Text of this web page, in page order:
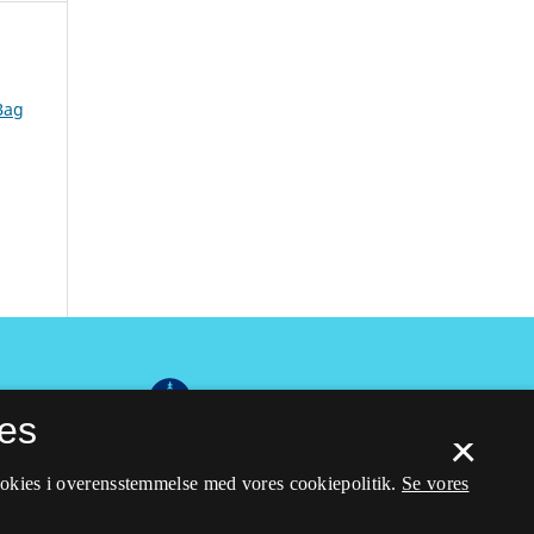
×
i overensstemmelse med vores cookiepolitik. Se vores